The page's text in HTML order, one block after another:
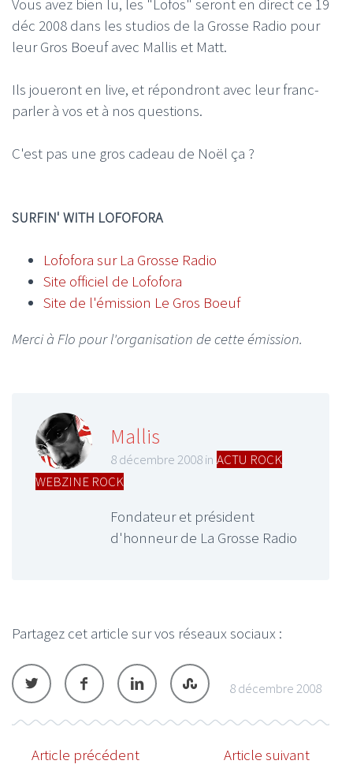
Vous avez bien lu, les "Lofos" seront en direct ce 19
déc 2008 dans les studios de la Grosse Radio pour
leur Gros Boeuf avec Mallis et Matt.
Ils joueront en live, et répondront avec leur franc-
parler à vos et à nos questions.
C'est pas une gros cadeau de Noël ça ?
SURFIN' WITH LOFOFORA
Lofofora sur La Grosse Radio
Site officiel de Lofofora
Site de l'émission Le Gros Boeuf
Merci à Flo pour l'organisation de cette émission.
Mallis
8 décembre 2008 in ACTU ROCK
WEBZINE ROCK
Fondateur et président
d'honneur de La Grosse Radio
Partagez cet article sur vos réseaux sociaux :
8 décembre 2008
Article précédent Article suivant